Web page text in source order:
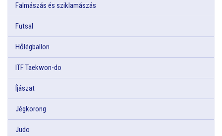
Falmászás és sziklamászás
Futsal
Hőlégballon
ITF Taekwon-do
Íjászat
Jégkorong
Judo